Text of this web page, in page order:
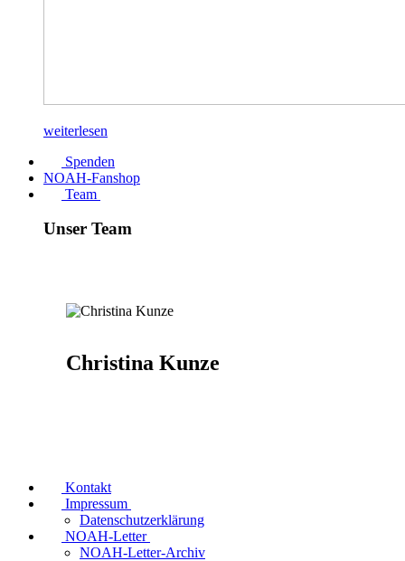
weiterlesen
Spenden
NOAH-Fanshop
Team
Unser Team
Christina Kunze
Kontakt
Impressum
Datenschutzerklärung
NOAH-Letter
NOAH-Letter-Archiv